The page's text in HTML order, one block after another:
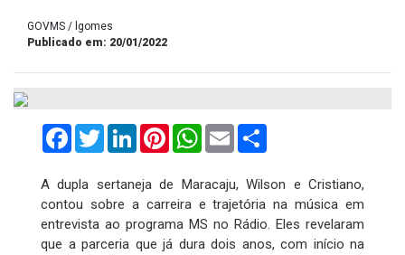
GOVMS / lgomes
Publicado em: 20/01/2022
FacebookTwitterLinkedInPinterestWhatsApp
Email
A dupla sertaneja de Maracaju, Wilson e Cristiano,
contou sobre a carreira e trajetória na música em
entrevista ao programa MS no Rádio. Eles revelaram
que a parceria que já dura dois anos, com início na